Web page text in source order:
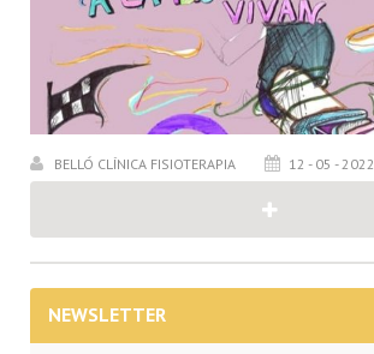
BELLÓ CLÍNICA FISIOTERAPIA 12 - 05 - 2022
NEWSLETTER